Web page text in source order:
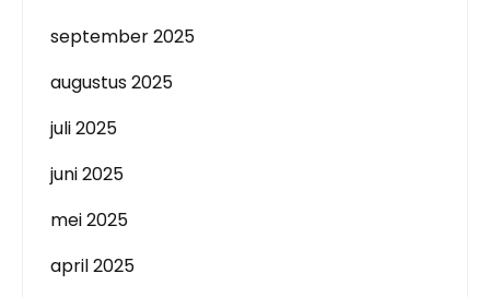
september 2025
augustus 2025
juli 2025
juni 2025
mei 2025
april 2025